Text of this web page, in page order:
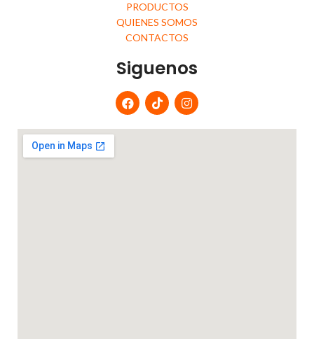
PRODUCTOS
QUIENES SOMOS
CONTACTOS
Siguenos